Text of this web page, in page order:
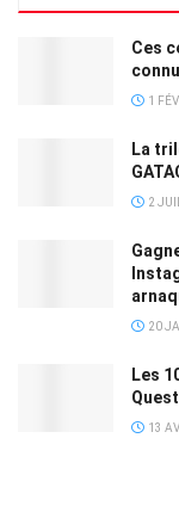
Ces
1
La
2
20
Les
13